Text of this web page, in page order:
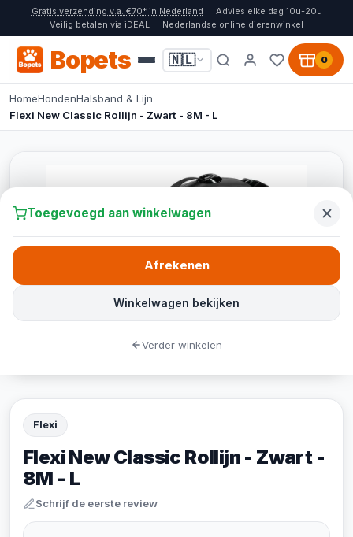
Gratis verzending v.a. €70* in Nederland
Advies elke dag 10u-20u
Veilig betalen via iDEAL
Nederlandse online dierenwinkel
Bopets 🇳🇱 0
HomeHondenHalsband & Lijn
Flexi New Classic Rollijn - Zwart - 8M - L
Flexi
Flexi New Classic Rollijn - Zwart -
8M - L
Schrijf de eerste review
Toegevoegd aan winkelwagen
Winkelwagen bekijken
Afrekenen
Verder winkelen